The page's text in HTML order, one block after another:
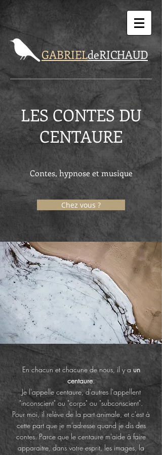
GABRIELdeRICHAUD
LES CONTES DU
CENTAURE
Contes, hypnose et musique
Chez vous ?
En chacun et chacune de nous, il y a un
centaure.
Je l'appelle centaure, d'autres l'appellent
"inconscient" ou "corps" ou "subconscient".
Pour moi, il relève de la part animale, et c'est à
cette part que je m'adresse quand je dis des
contes. Parce que le centaure m'aide à faire
apparaitre, dans votre esprit, les images, la